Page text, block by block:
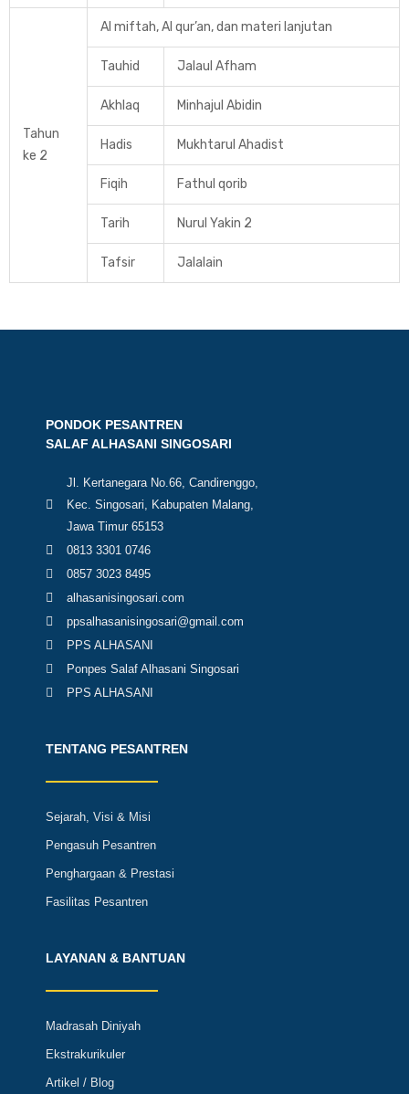
Tahun
ke 2
Al miftah, Al qur’an, dan materi lanjutan
Tauhid Jalaul Afham
Akhlaq Minhajul Abidin
Hadis Mukhtarul Ahadist
Fiqih Fathul qorib
Tarih Nurul Yakin 2
Tafsir Jalalain
PONDOK PESANTREN
SALAF ALHASANI SINGOSARI
Jl. Kertanegara No.66, Candirenggo,
Kec. Singosari, Kabupaten Malang,
Jawa Timur 65153
0813 3301 0746
0857 3023 8495
alhasanisingosari.com
ppsalhasanisingosari@gmail.com
PPS ALHASANI
Ponpes Salaf Alhasani Singosari
PPS ALHASANI
TENTANG PESANTREN
Sejarah, Visi & Misi
Pengasuh Pesantren
Penghargaan & Prestasi
Fasilitas Pesantren
LAYANAN & BANTUAN
Madrasah Diniyah
Ekstrakurikuler
Artikel / Blog